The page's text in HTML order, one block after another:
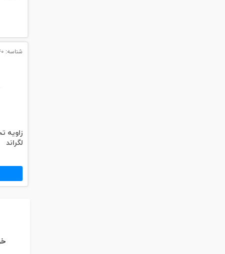
شناسه: 12760
لگراند